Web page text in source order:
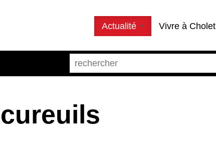
Actualité Vivre à Cholet